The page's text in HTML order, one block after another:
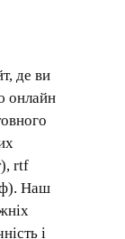
де ви
онлайн
rtf
Наш
і